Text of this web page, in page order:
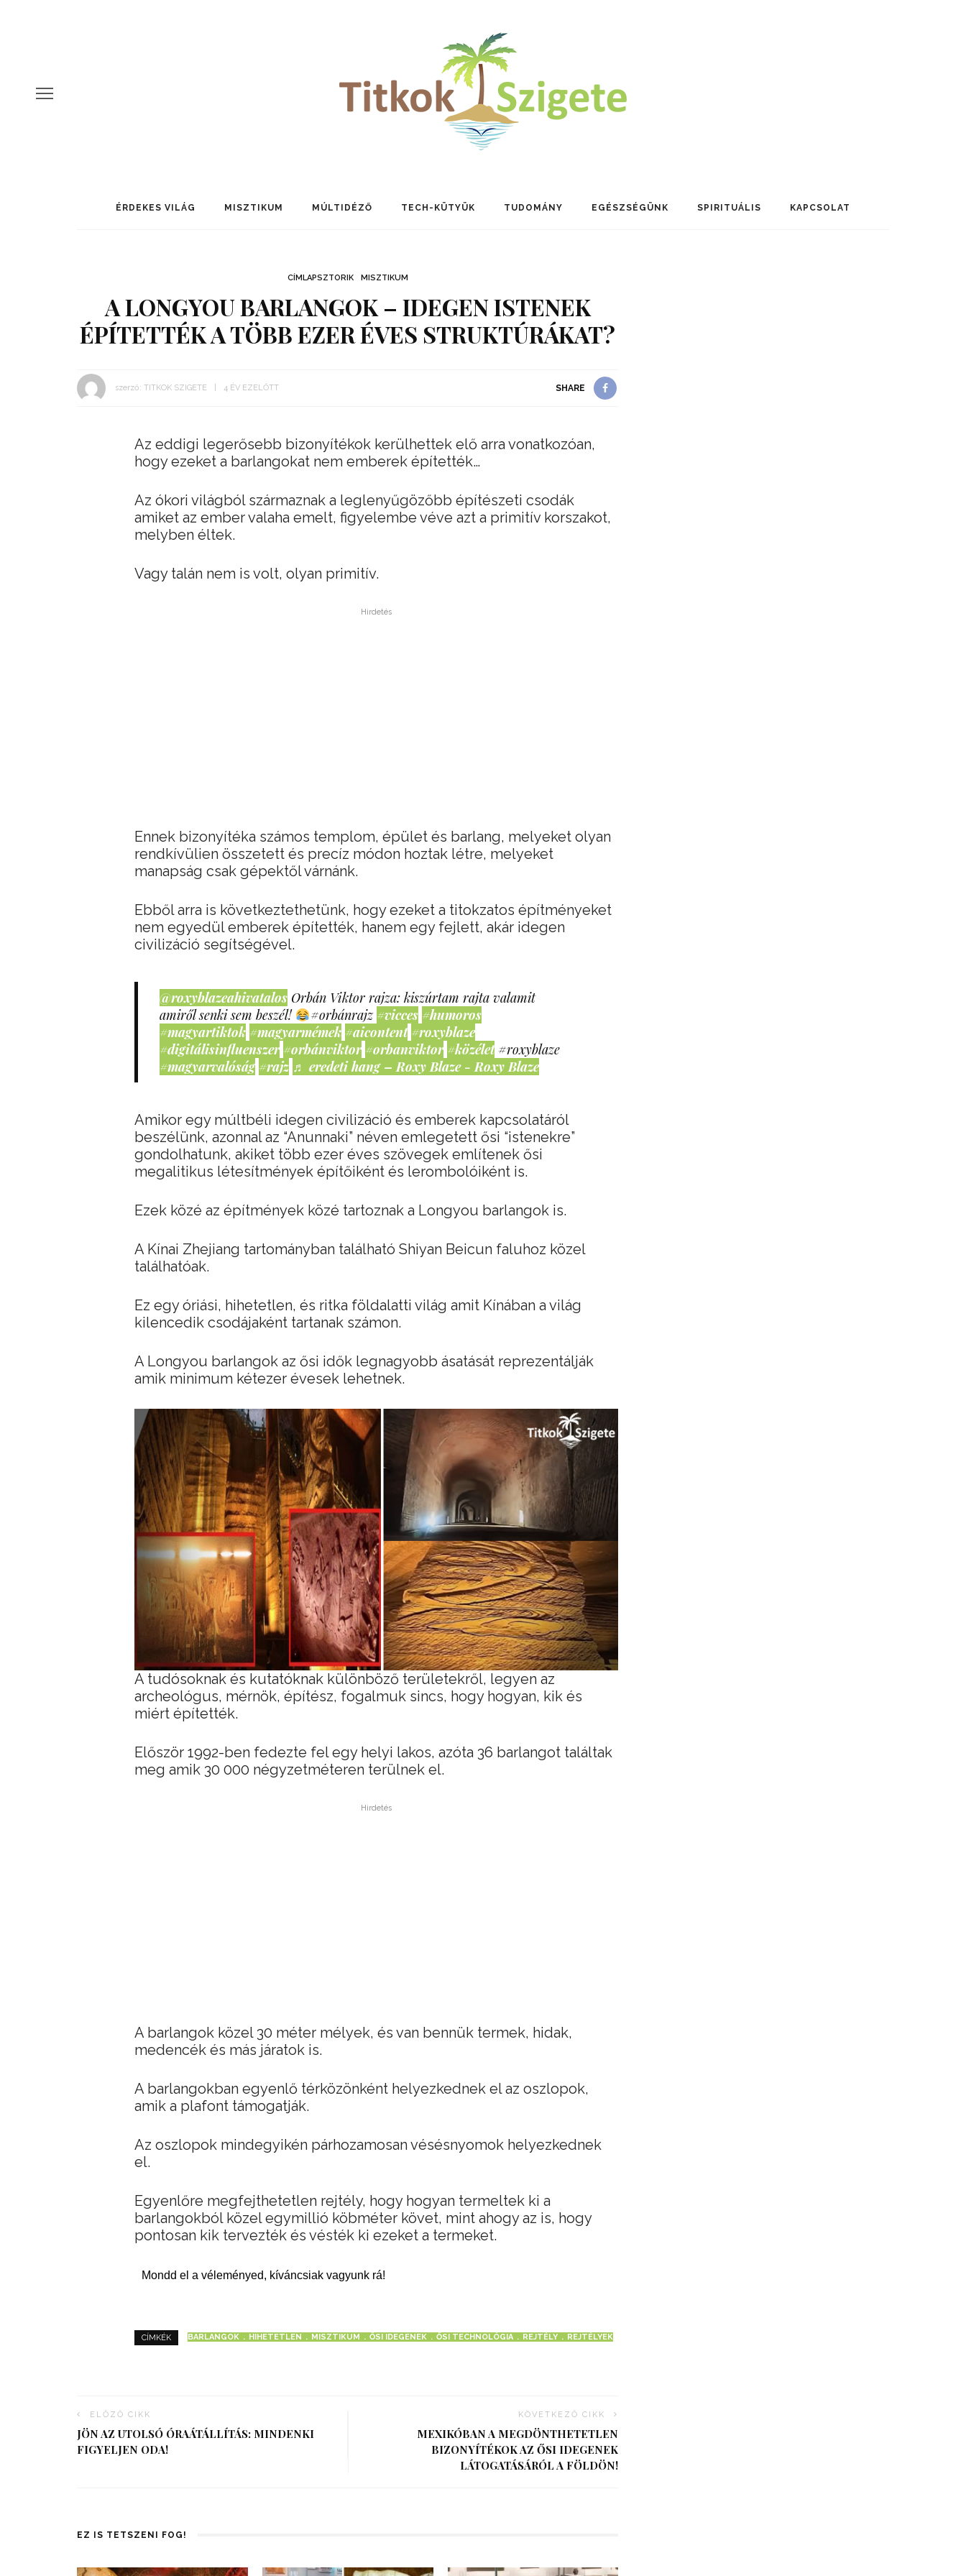
ÉRDEKES VILÁG MISZTIKUM MÚLTIDÉZŐ TECH-KÜTYÜK TUDOMÁNY EGÉSZSÉGÜNK SPIRITUÁLIS KAPCSOLAT
CÍMLAPSZTORIK MISZTIKUM
A LONGYOU BARLANGOK – IDEGEN ISTENEK
ÉPÍTETTÉK A TÖBB EZER ÉVES STRUKTÚRÁKAT?
szerző: TITKOK SZIGETE 4 ÉV EZELŐTT SHARE
Az eddigi legerősebb bizonyítékok kerülhettek elő arra vonatkozóan,
hogy ezeket a barlangokat nem emberek építették…
Az ókori világból származnak a leglenyűgözőbb építészeti csodák
amiket az ember valaha emelt, figyelembe véve azt a primitív korszakot,
melyben éltek.
Vagy talán nem is volt, olyan primitív.
Hirdetés
Ennek bizonyítéka számos templom, épület és barlang, melyeket olyan
rendkívülien összetett és precíz módon hoztak létre, melyeket
manapság csak gépektől várnánk.
Ebből arra is következtethetünk, hogy ezeket a titokzatos építményeket
nem egyedül emberek építették, hanem egy fejlett, akár idegen
civilizáció segítségével.
@roxyblazeahivatalos Orbán Viktor rajza: kiszúrtam rajta valamit
amiről senki sem beszél!
#orbánrajz #vicces #humoros
#magyartiktok #magyarmémek #aicontent #roxyblaze
#digitálisinfluenszer #orbánviktor #orbanviktor #közélet #roxyblaze
#magyarvalóság #rajz ♬ eredeti hang – Roxy Blaze - Roxy Blaze
Amikor egy múltbéli idegen civilizáció és emberek kapcsolatáról
beszélünk, azonnal az “Anunnaki” néven emlegetett ősi “istenekre”
gondolhatunk, akiket több ezer éves szövegek említenek ősi
megalitikus létesítmények építőiként és lerombolóiként is.
Ezek közé az építmények közé tartoznak a Longyou barlangok is.
A Kínai Zhejiang tartományban található Shiyan Beicun faluhoz közel
találhatóak.
Ez egy óriási, hihetetlen, és ritka földalatti világ amit Kínában a világ
kilencedik csodájaként tartanak számon.
A Longyou barlangok az ősi idők legnagyobb ásatását reprezentálják
amik minimum kétezer évesek lehetnek.
A tudósoknak és kutatóknak különböző területekről, legyen az
archeológus, mérnök, építész, fogalmuk sincs, hogy hogyan, kik és
miért építették.
Először 1992-ben fedezte fel egy helyi lakos, azóta 36 barlangot találtak
meg amik 30 000 négyzetméteren terülnek el.
Hirdetés
A barlangok közel 30 méter mélyek, és van bennük termek, hidak,
medencék és más járatok is.
A barlangokban egyenlő térközönként helyezkednek el az oszlopok,
amik a plafont támogatják.
Az oszlopok mindegyikén párhozamosan vésésnyomok helyezkednek
el.
Egyenlőre megfejthetetlen rejtély, hogy hogyan termeltek ki a
barlangokból közel egymillió köbméter követ, mint ahogy az is, hogy
pontosan kik tervezték és vésték ki ezeket a termeket.
Mondd el a véleményed, kíváncsiak vagyunk rá!
CÍMKÉK BARLANGOK HIHETETLEN MISZTIKUM ŐSI IDEGENEK ŐSI TECHNOLÓGIA REJTÉLY REJTÉLYEK
ELŐZŐ CIKK
JÖN AZ UTOLSÓ ÓRAÁTÁLLÍTÁS: MINDENKI
FIGYELJEN ODA!
KÖVETKEZŐ CIKK
MEXIKÓBAN A MEGDÖNTHETETLEN
BIZONYÍTÉKOK AZ ŐSI IDEGENEK
LÁTOGATÁSÁRÓL A FÖLDÖN!
EZ IS TETSZENI FOG!